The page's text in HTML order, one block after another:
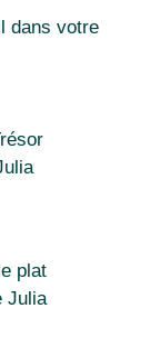
dans votre
plat
Julia